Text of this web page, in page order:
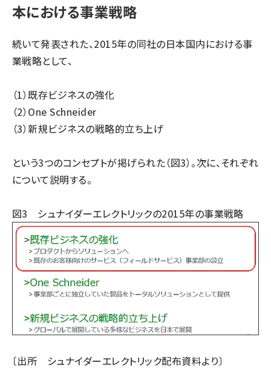
本における事業戦略
続いて発表された、2015年の同社の日本国内における事
業戦略として、
（1）既存ビジネスの強化
（2）One Schneider
（3）新規ビジネスの戦略的立ち上げ
という3つのコンセプトが掲げられた（図3）。次に、それぞれ
について説明する。
図3 シュナイダーエレクトリックの2015年の事業戦略
〔出所 シュナイダーエレクトリック配布資料より〕